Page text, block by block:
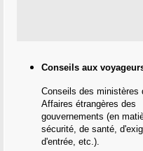
Conseils aux
Conseils des ministères
Affaires étrangères des
gouvernements (en
sécurité, de santé,
d'entrée, etc.).